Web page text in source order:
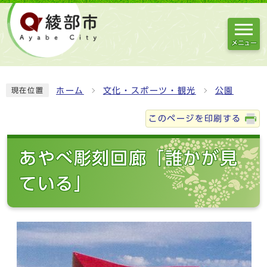
メニュー
現在位置 ホーム 文化・スポーツ・観光 公園
このページを印刷する
あやべ彫刻回廊「誰かが見
ている」